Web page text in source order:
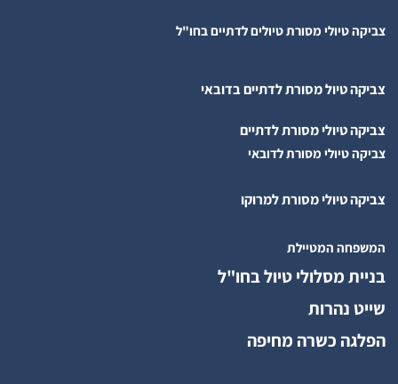
צביקה טיולי מסורת טיולים לדתיים בחו"ל
צביקה טיול מסורת לדתיים בדובאי
צביקה טיולי מסורת לדתיים
צביקה טיולי מסורת לדובאי
צביקה טיולי מסורת למרוקו
המשפחה המטיילת
בניית מסלולי טיול בחו"ל
שייט נהרות
הפלגה כשרה מחיפה